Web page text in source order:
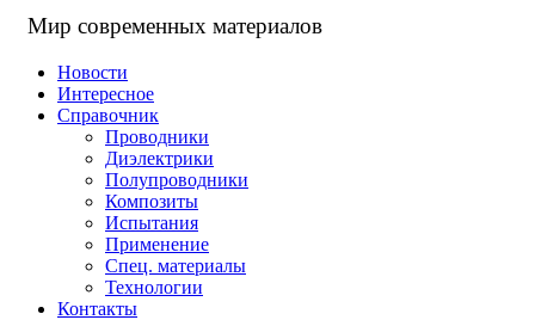
Мир современных материалов
Новости
Интересное
Справочник
Проводники
Диэлектрики
Полупроводники
Композиты
Испытания
Применение
Спец. материалы
Технологии
Контакты